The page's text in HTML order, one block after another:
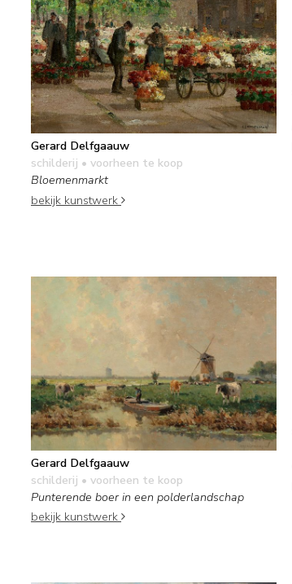
Gerard Delfgaauw
schilderij • voorheen te koop
Bloemenmarkt
bekijk kunstwerk
Gerard Delfgaauw
schilderij • voorheen te koop
Punterende boer in een polderlandschap
bekijk kunstwerk